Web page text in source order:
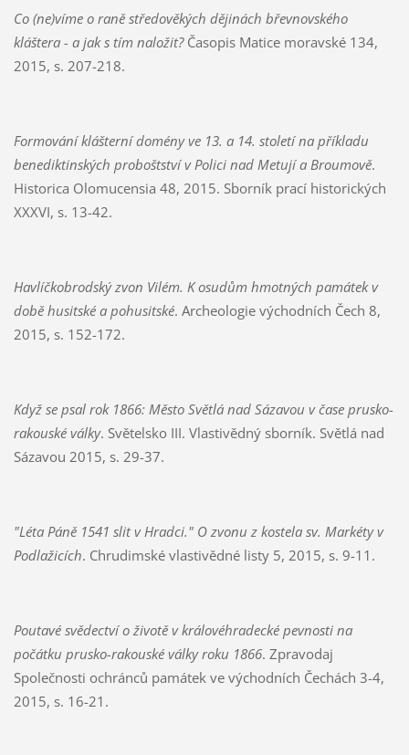
Co (ne)víme o raně středověkých dějinách břevnovského
kláštera - a jak s tím naložit? Časopis Matice moravské 134,
2015, s. 207-218.
Formování klášterní domény ve 13. a 14. století na příkladu
benediktinských proboštství v Polici nad Metují a Broumově.
Historica Olomucensia 48, 2015. Sborník prací historických
XXXVI, s. 13-42.
Havlíčkobrodský zvon Vilém. K osudům hmotných památek v
době husitské a pohusitské. Archeologie východních Čech 8,
2015, s. 152-172.
Když se psal rok 1866: Město Světlá nad Sázavou v čase prusko-
rakouské války. Světelsko III. Vlastivědný sborník. Světlá nad
Sázavou 2015, s. 29-37.
"Léta Páně 1541 slit v Hradci." O zvonu z kostela sv. Markéty v
Podlažicích. Chrudimské vlastivědné listy 5, 2015, s. 9-11.
Poutavé svědectví o životě v královéhradecké pevnosti na
počátku prusko-rakouské války roku 1866. Zpravodaj
Společnosti ochránců památek ve východních Čechách 3-4,
2015, s. 16-21.